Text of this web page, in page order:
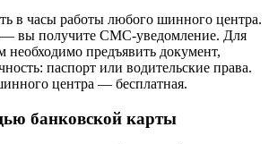
в часы работы любого шинного центра.
— вы получите СМС-уведомление. Для
необходимо предъявить документ,
паспорт или водительские права.
центра — бесплатная.
банковской карты